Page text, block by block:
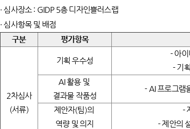
· 심사장소 : GIDP 5층 디자인쁠러스랩
· 심사항목 및 배점
구분
평가항목
2차심사
(서류)
기획 우수성
- 아
- 기
AI 활용 및
결과물 작품성
- AI 프로그램
제안자(팀)의
역량 및 의지
-
- 제안의